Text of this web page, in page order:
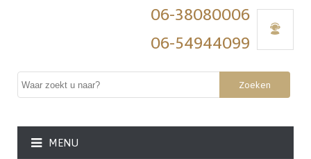
06-38080006
06-54944099
Zoeken
MENU